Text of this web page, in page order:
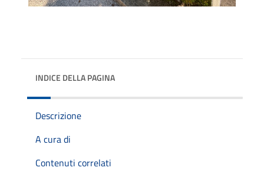
INDICE DELLA PAGINA
Descrizione
A cura di
Contenuti correlati